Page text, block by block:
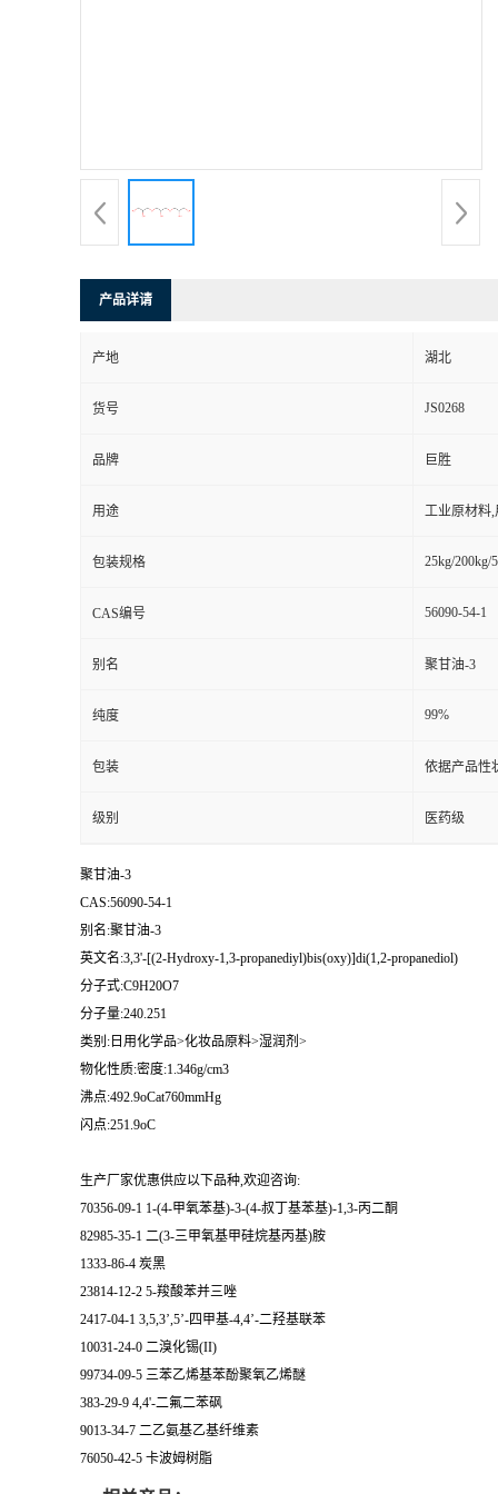
产品详请
产地 湖北
货号 JS0268
品牌 巨胜
用途 工业原材料
包装规格 25kg/200kg/
CAS编号 56090-54-1
别名 聚甘油-3
纯度 99%
包装 依据产品性
级别 医药级
聚甘油-3
CAS:56090-54-1
别名:聚甘油-3
英文名:3,3'-[(2-Hydroxy-1,3-propanediyl)bis(oxy)]di(1,2-propanediol)
分子式:C9H20O7
分子量:240.251
类别:日用化学品>化妆品原料>湿润剂>
物化性质:密度:1.346g/cm3
沸点:492.9oCat760mmHg
闪点:251.9oC
生产厂家优惠供应以下品种,欢迎咨询:
70356-09-1 1-(4-甲氧苯基)-3-(4-叔丁基苯基)-1,3-丙二酮
82985-35-1 二(3-三甲氧基甲硅烷基丙基)胺
1333-86-4 炭黑
23814-12-2 5-羧酸苯并三唑
2417-04-1 3,5,3’,5’-四甲基-4,4’-二羟基联苯
10031-24-0 二溴化锡(II)
99734-09-5 三苯乙烯基苯酚聚氧乙烯醚
383-29-9 4,4'-二氟二苯砜
9013-34-7 二乙氨基乙基纤维素
76050-42-5 卡波姆树脂